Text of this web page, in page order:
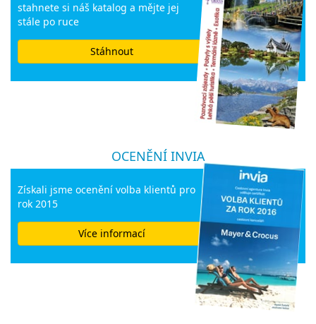
stahnete si náš katalog a mějte jej
stále po ruce
Stáhnout
OCENĚNÍ INVIA
Získali jsme ocenění volba klientů pro
rok 2015
Více informací